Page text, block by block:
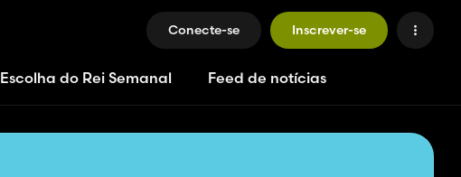
Conecte-se Inscrever-se
Escolha do Rei Semanal Feed de notícias